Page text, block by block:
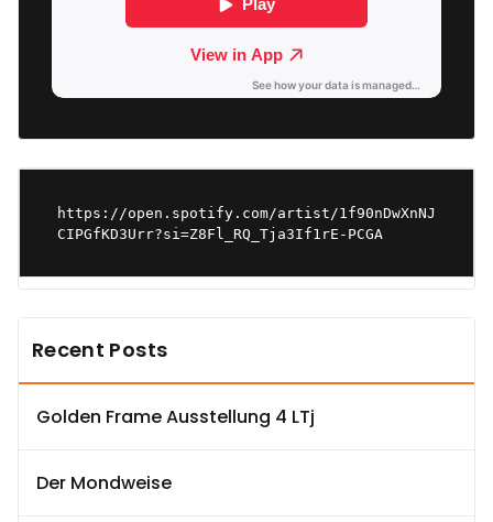
https://open.spotify.com/artist/1f90nDwXnNJ
CIPGfKD3Urr?si=Z8Fl_RQ_Tja3If1rE-PCGA
Recent Posts
Golden Frame Ausstellung 4 LTj
Der Mondweise